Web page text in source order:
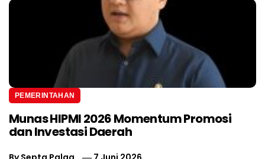
PEMERINTAHAN
Munas HIPMI 2026 Momentum Promosi
dan Investasi Daerah